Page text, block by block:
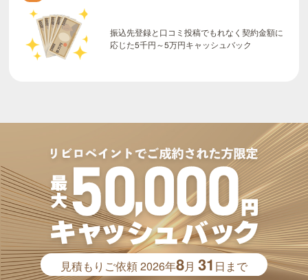
振込先登録と口コミ投稿でもれなく契約金額に
応じた5千円～5万円キャッシュバック
見積もりご依頼2026年8月31 日まで